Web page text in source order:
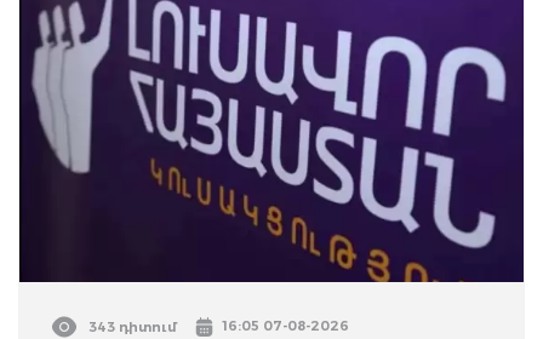
343 դիտում 16:05 07-08-2026